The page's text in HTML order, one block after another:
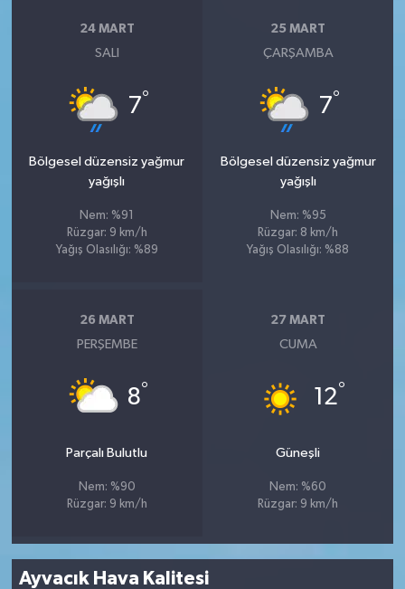
24 MART
SALI
7°
Bölgesel düzensiz yağmur
yağışlı
Nem: %91
Rüzgar: 9 km/h
Yağış Olasılığı: %89
25 MART
ÇARŞAMBA
7°
Bölgesel düzensiz yağmur
yağışlı
Nem: %95
Rüzgar: 8 km/h
Yağış Olasılığı: %88
26 MART
PERŞEMBE
8°
Parçalı Bulutlu
Nem: %90
Rüzgar: 9 km/h
27 MART
CUMA
12°
Güneşli
Nem: %60
Rüzgar: 9 km/h
Ayvacık Hava Kalitesi